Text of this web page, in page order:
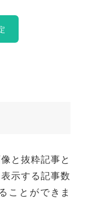
と抜粋記事と
示する記事数
ことができま